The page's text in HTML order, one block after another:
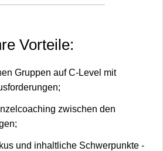
Vorteile:
Gruppen auf C-Level mit
zwischen den
und inhaltliche Schwerpunkte -